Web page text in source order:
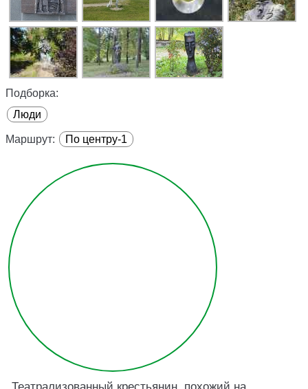
Подборка:
Люди
Маршрут: По центру-1
Театрализованный крестьянин, похожий на